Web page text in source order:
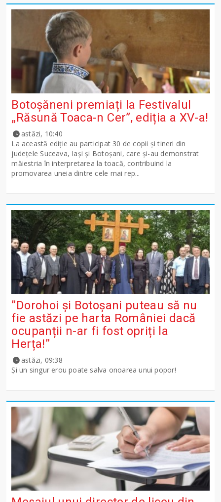
Botoșăneni premiați la Festivalul
„Răsună Toaca-n Cer”, ediția a XV-a!
astăzi, 10:40
La această ediție au participat 30 de copii și tineri din
județele Suceava, Iași și Botoșani, care și-au demonstrat
măiestria în interpretarea la toacă, contribuind la
promovarea uneia dintre cele mai rep...
”Dorohoi și Botoșani puteau să nu
fie astăzi pe harta României dacă
ocupanții n-ar fi fost opriți la
Herța!”
astăzi, 09:38
Și un singur erou poate salva onoarea unui popor!